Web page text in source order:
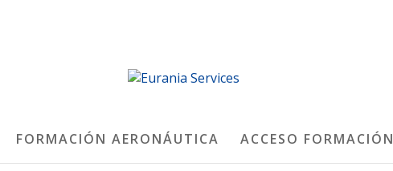
FORMACIÓN AERONÁUTICA ACCESO FORMACIÓN